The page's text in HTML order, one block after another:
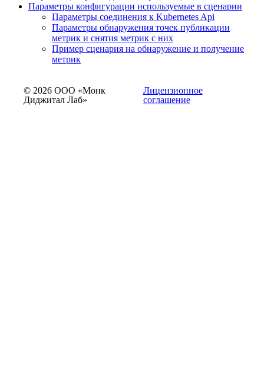
Параметры конфигурации используемые в сценарии
Параметры соединения к Kubernetes Api
Параметры обнаружения точек публикации
метрик и снятия метрик с них
Пример сценария на обнаружение и получение
метрик
Лицензионное
соглашение
© 2026 ООО «Монк
Диджитал Лаб»